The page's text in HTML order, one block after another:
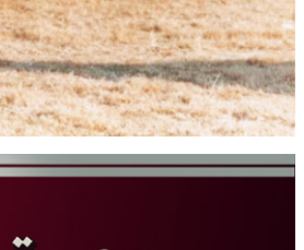
وبسایت جام تخت جمشید 7 حسن حبیبی
سایت جام تخت جمشید